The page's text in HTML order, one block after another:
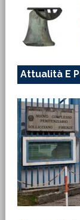
Attualità E